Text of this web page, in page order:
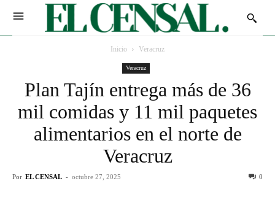
Inicio Veracruz
Veracruz
Plan Tajín entrega más de 36
mil comidas y 11 mil paquetes
alimentarios en el norte de
Veracruz
Por EL CENSAL - octubre 27, 2025 0